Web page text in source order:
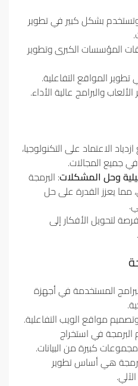
بشكل كبير في تطوير
المؤسسات الكبرى وتطوير
المواقع التفاعلية.
والبرامج عالية الأداء.
الاعتماد على التكنولوجيا،
في جميع المجالات.
وحل المشكلات: البرمجة
مما يعزز القدرة على حل
لتحويل الأفكار إلى
المستخدمة في أجهزة
مواقع الويب التفاعلية.
البرمجة في استخراج
كبيرة من البيانات.
هي أساس تطوير